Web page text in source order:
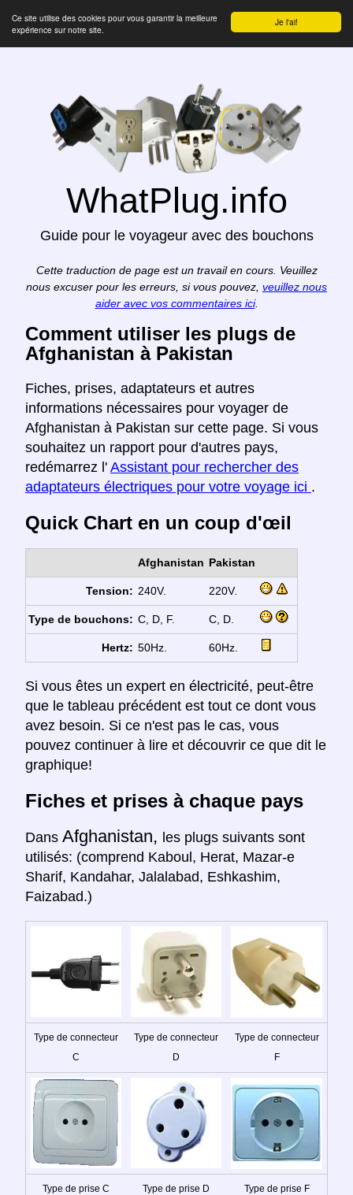
Je l'ai!
Ce site utilise des cookies pour vous garantir la meilleure
expérience sur notre site.
WhatPlug.info
Guide pour le voyageur avec des bouchons
Cette traduction de page est un travail en cours. Veuillez
nous excuser pour les erreurs, si vous pouvez, veuillez nous
aider avec vos commentaires ici.
Comment utiliser les plugs de
Afghanistan à Pakistan
Fiches, prises, adaptateurs et autres
informations nécessaires pour voyager de
Afghanistan à Pakistan sur cette page. Si vous
souhaitez un rapport pour d'autres pays,
redémarrez l' Assistant pour rechercher des
adaptateurs électriques pour votre voyage ici .
Quick Chart en un coup d'œil
Afghanistan Pakistan
Tension: 240V. 220V.
Type de bouchons: C, D, F. C, D.
Hertz: 50Hz. 60Hz.
Si vous êtes un expert en électricité, peut-être
que le tableau précédent est tout ce dont vous
avez besoin. Si ce n'est pas le cas, vous
pouvez continuer à lire et découvrir ce que dit le
graphique!
Fiches et prises à chaque pays
Dans Afghanistan, les plugs suivants sont
utilisés: (comprend Kaboul, Herat, Mazar-e
Sharif, Kandahar, Jalalabad, Eshkashim,
Faizabad.)
Type de connecteur
C
Type de connecteur
D
Type de connecteur
F
Type de prise C Type de prise D Type de prise F